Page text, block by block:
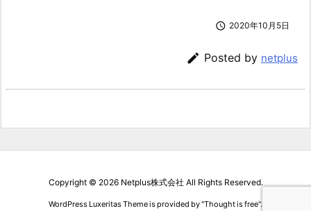
 2020年10月5日
 Posted by netplus
Copyright © 2026 Netplus株式会社 All Rights Reserved.
WordPress Luxeritas Theme is provided by "Thought is free".